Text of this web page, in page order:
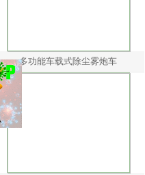
多功能车载式除尘雾炮车